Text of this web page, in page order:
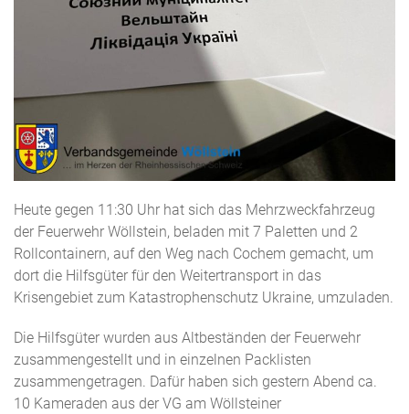
Heute gegen 11:30 Uhr hat sich das Mehrzweckfahrzeug
der Feuerwehr Wöllstein, beladen mit 7 Paletten und 2
Rollcontainern, auf den Weg nach Cochem gemacht, um
dort die Hilfsgüter für den Weitertransport in das
Krisengebiet zum Katastrophenschutz Ukraine, umzuladen.
Die Hilfsgüter wurden aus Altbeständen der Feuerwehr
zusammengestellt und in einzelnen Packlisten
zusammengetragen. Dafür haben sich gestern Abend ca.
10 Kameraden aus der VG am Wöllsteiner